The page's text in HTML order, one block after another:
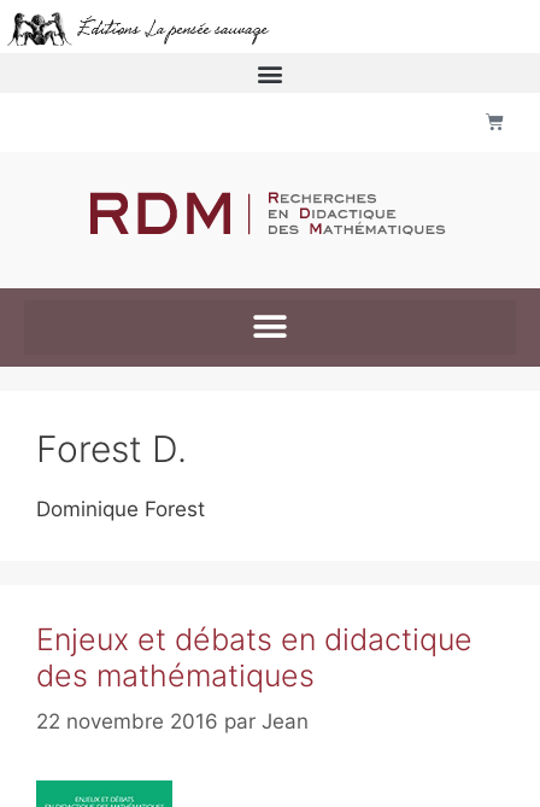
Forest D.
Dominique Forest
Enjeux et débats en didactique
des mathématiques
22 novembre 2016 par Jean